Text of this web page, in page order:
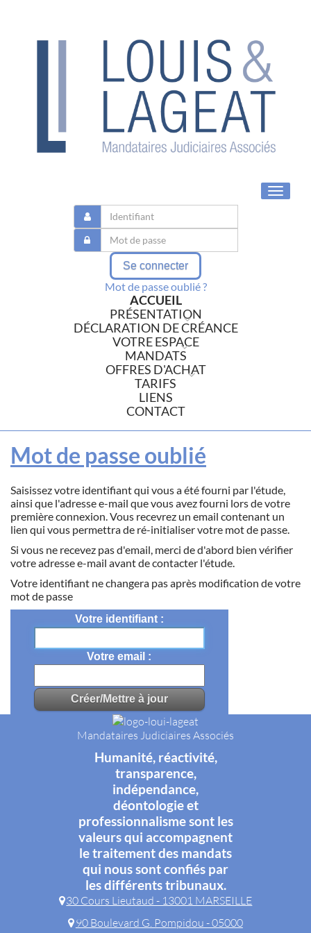
Toggle
Se connecter
Mot de passe oublié ?
ACCUEIL
PRÉSENTATION
DÉCLARATION DE CRÉANCE
VOTRE ESPACE
MANDATS
OFFRES D'ACHAT
TARIFS
LIENS
CONTACT
Mot de passe oublié
Saisissez votre identifiant qui vous a été fourni par l'étude,
ainsi que l'adresse e-mail que vous avez fourni lors de votre
première connexion. Vous recevrez un email contenant un
lien qui vous permettra de ré-initialiser votre mot de passe.
Si vous ne recevez pas d'email, merci de d'abord bien vérifier
votre adresse e-mail avant de contacter l'étude.
Votre identifiant ne changera pas après modification de votre
mot de passe
Votre identifiant
Votre email
Mandataires Judiciaires Associés
Humanité, réactivité,
transparence,
indépendance,
déontologie et
professionnalisme sont les
valeurs qui accompagnent
le traitement des mandats
qui nous sont confiés par
les différents tribunaux.
30 Cours Lieutaud - 13001 MARSEILLE
90 Boulevard G. Pompidou - 05000